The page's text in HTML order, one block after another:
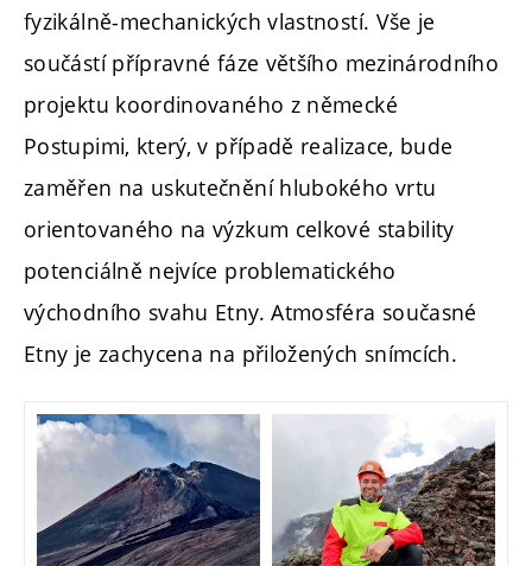
fyzikálně-mechanických vlastností. Vše je
součástí přípravné fáze většího mezinárodního
projektu koordinovaného z německé
Postupimi, který, v případě realizace, bude
zaměřen na uskutečnění hlubokého vrtu
orientovaného na výzkum celkové stability
potenciálně nejvíce problematického
východního svahu Etny. Atmosféra současné
Etny je zachycena na přiložených snímcích.